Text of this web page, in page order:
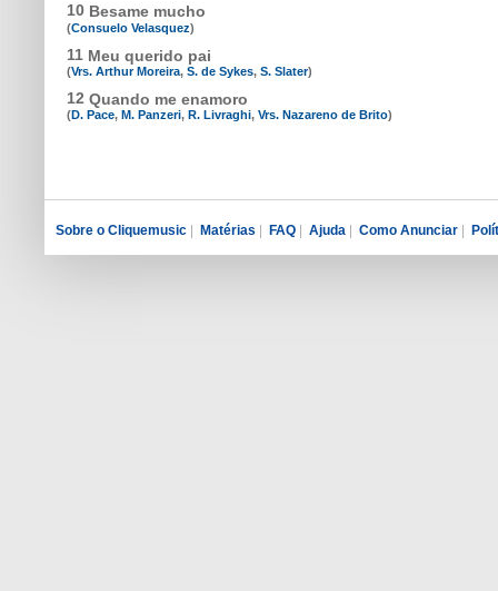
10 Besame mucho
(Consuelo Velasquez)
11 Meu querido pai
(Vrs. Arthur Moreira, S. de Sykes, S. Slater)
12 Quando me enamoro
(D. Pace, M. Panzeri, R. Livraghi, Vrs. Nazareno de Brito)
Sobre o Cliquemusic Matérias FAQ Ajuda Como Anunciar